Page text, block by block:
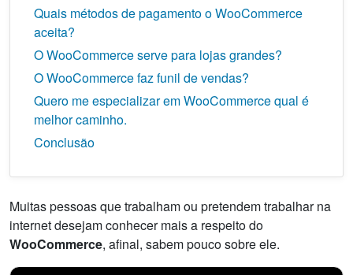
Quais métodos de pagamento o WooCommerce
aceita?
O WooCommerce serve para lojas grandes?
O WooCommerce faz funil de vendas?
Quero me especializar em WooCommerce qual é
melhor caminho.
Conclusão
Muitas pessoas que trabalham ou pretendem trabalhar na
internet desejam conhecer mais a respeito do
WooCommerce, afinal, sabem pouco sobre ele.